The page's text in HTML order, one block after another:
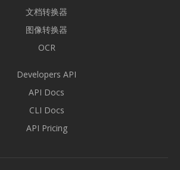
文档转换器
图像转换器
OCR
Developers API
API Docs
CLI Docs
API Pricing